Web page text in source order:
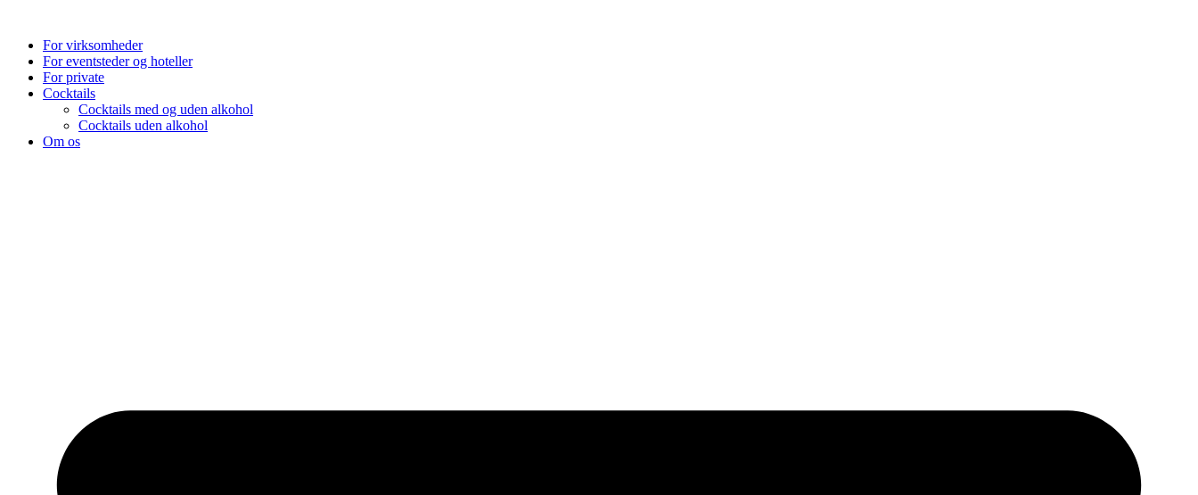
indholdFor virksomheder
For eventsteder og hoteller
For private
Cocktails
Cocktails med og uden alkohol
Cocktails uden alkohol
Om os